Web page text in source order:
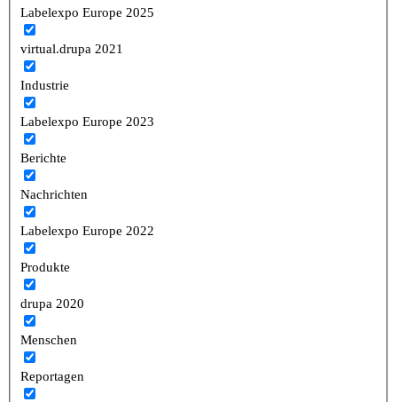
Labelexpo Europe 2025
virtual.drupa 2021
Industrie
Labelexpo Europe 2023
Berichte
Nachrichten
Labelexpo Europe 2022
Produkte
drupa 2020
Menschen
Reportagen